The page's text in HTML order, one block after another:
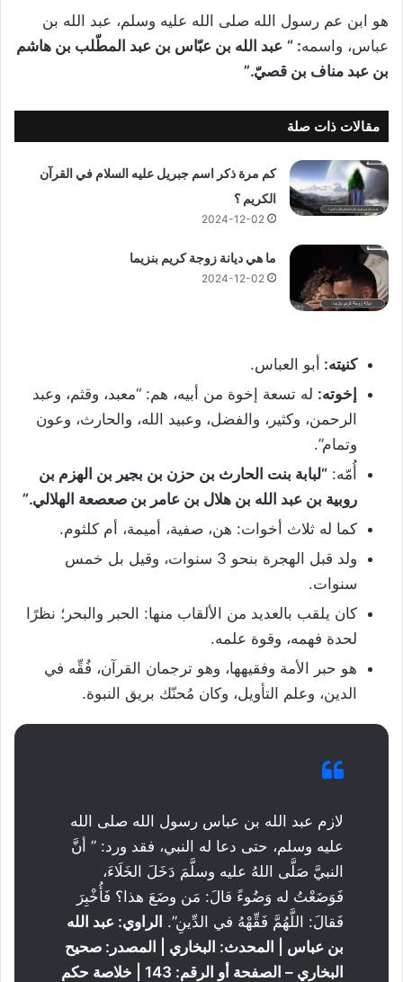
هو ابن عم رسول الله صلى الله عليه وسلم، عبد الله بن
عباس، واسمه: “ عبد الله بن عبّاس بن عبد المطّلب بن هاشم
بن عبد مناف بن قصيّ.”
مقالات ذات صلة
كم مرة ذكر اسم جبريل عليه السلام في القرآن
الكريم ؟
2024-12-02
ما هي ديانة زوجة كريم بنزيما
2024-12-02
كنيته: أبو العباس.
إخوته: له تسعة إخوة من أبيه، هم: “معبد، وقثم، وعبد
الرحمن، وكثير، والفضل، وعبيد الله، والحارث، وعون
وتمام”.
أُمّه: “لبابة بنت الحارث بن حزن بن بجير بن الهزم بن
روبية بن عبد الله بن هلال بن عامر بن صعصعة الهلالي.”
كما له ثلاث أخوات: هن، صفية، أميمة، أم كلثوم.
ولد قبل الهجرة بنحو 3 سنوات، وقيل بل خمس
سنوات.
كان يلقب بالعديد من الألقاب منها: الحبر والبحر؛ نظرًا
لحدة فهمه، وقوة علمه.
هو حبر الأمة وفقيهها، وهو ترجمان القرآن، فُقِّه في
الدين، وعلم التأويل، وكان مُحنّك بريق النبوة.
لازم عبد الله بن عباس رسول الله صلى الله
عليه وسلم، حتى دعا له النبي، فقد ورد: ” أنَّ
النبيَّ صَلَّى اللهُ عليه وسلَّمَ دَخَلَ الخَلَاءَ،
فَوَضَعْتُ له وَضُوءً قالَ: مَن وضَعَ هذا؟ فَأُخْبِرَ
فَقالَ: اللَّهُمَّ فَقِّهْهُ في الدِّينِ”. الراوي: عبد الله
بن عباس | المحدث: البخاري | المصدر: صحيح
البخاري – الصفحة أو الرقم: 143 | خلاصة حكم